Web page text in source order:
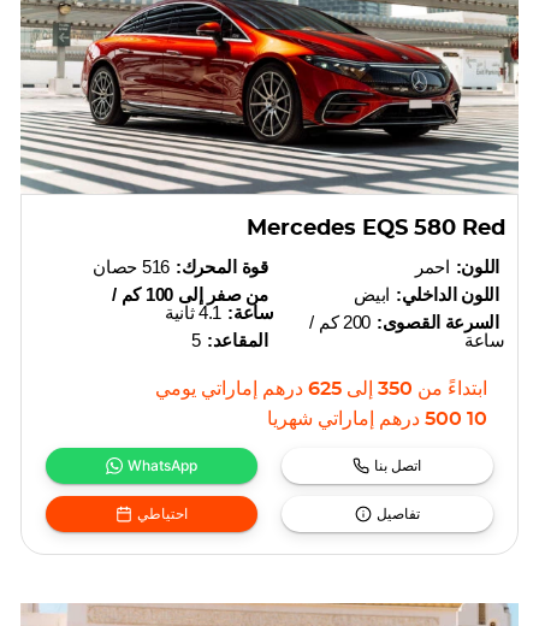
Mercedes EQS 580 Red
قوة المحرك: 516 حصان
من صفر إلى 100 كم /
ساعة: 4.1 ثانية
المقاعد: 5
اللون: احمر
اللون الداخلي: ابيض
السرعة القصوى:
200 كم /
ساعة
ابتداءً من 350 إلى 625 درهم إماراتي يومي
10 500
درهم إماراتي شهريا
WhatsApp اتصل بنا
احتياطي تفاصيل